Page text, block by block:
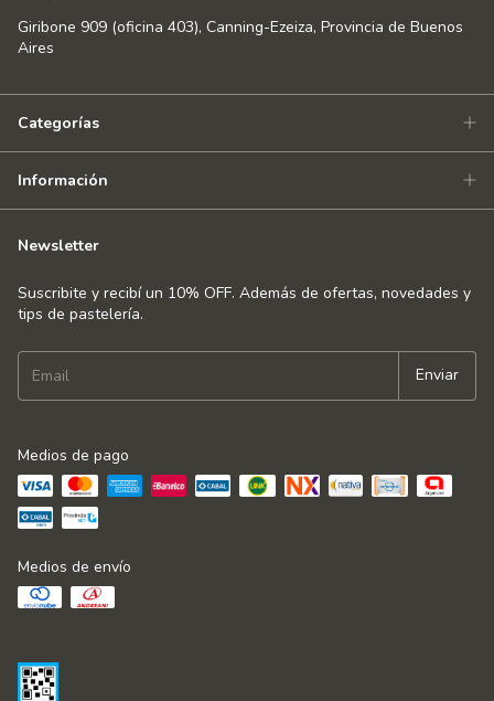
Giribone 909 (oficina 403), Canning-Ezeiza, Provincia de Buenos
Aires
Categorías
Información
Newsletter
Suscribite y recibí un 10% OFF. Además de ofertas, novedades y
tips de pastelería.
Medios de pago
Medios de envío